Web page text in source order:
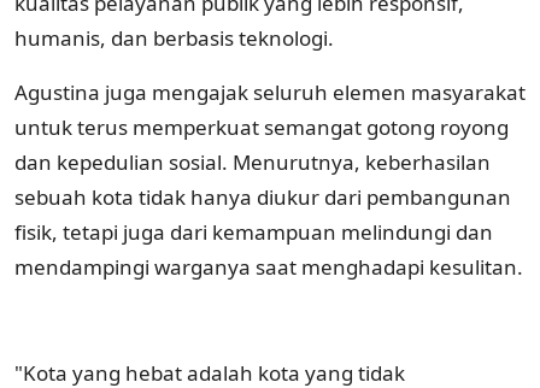
humanis, dan berbasis teknologi.
Agustina juga mengajak seluruh elemen masyarakat
untuk terus memperkuat semangat gotong royong
dan kepedulian sosial. Menurutnya, keberhasilan
sebuah kota tidak hanya diukur dari pembangunan
fisik, tetapi juga dari kemampuan melindungi dan
mendampingi warganya saat menghadapi kesulitan.
"Kota yang hebat adalah kota yang tidak